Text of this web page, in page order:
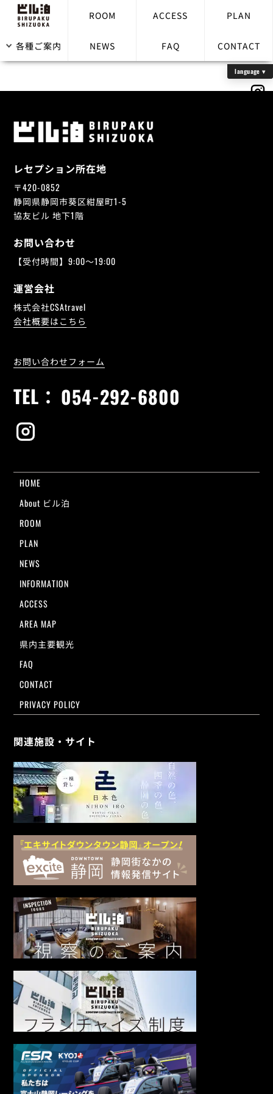
ROOM ACCESS PLAN
各種ご案内 NEWS FAQ CONTACT
宿泊客でない人を部屋に呼べますか？
レセプション所在地
〒420-0852
静岡県静岡市葵区紺屋町1-5
協友ビル 地下1階
お問い合わせ
【受付時間】9:00～19:00
運営会社
株式会社CSAtravel
会社概要はこちら
お問い合わせフォーム
TEL： 054-292-6800
HOME
About ビル泊
ROOM
PLAN
NEWS
INFORMATION
ACCESS
AREA MAP
県内主要観光
FAQ
CONTACT
PRIVACY POLICY
関連施設・サイト